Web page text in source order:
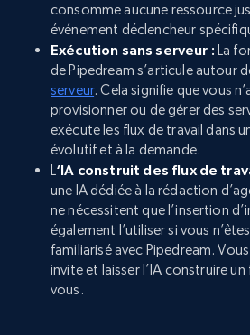
consomme aucune ressource
événement déclencheur
Exécution sans serveur : La
de Pipedream s’articule autour
serveur. Cela signifie que vous
provisionner ou de gérer des
exécute les flux de travail dans
évolutif et à la demande.
L‘IA construit des flux de
une IA dédiée à la rédaction
ne nécessitent que l’insertion
également l’utiliser si vous
familiarisé avec Pipedream.
invite et laisser l’IA construire
vous.